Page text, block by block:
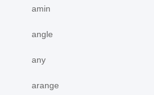
amin
angle
any
arange